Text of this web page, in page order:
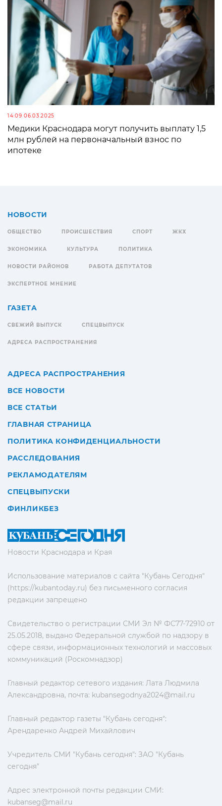
14:09 06.03.2025
Медики Краснодара могут получить выплату 1,5
млн рублей на первоначальный взнос по
ипотеке
Новости Краснодара и Края
Использование материалов с сайта "Кубань Сегодня"
(https://kubantoday.ru) без письменного согласия
редакции запрещено
Свидетельство о регистрации СМИ Эл № ФС77-72910 от
25.05.2018, выдано Федеральной службой по надзору в
сфере связи, информационных технологий и массовых
коммуникаций (Роскомнадзор)
Главный редактор сетевого издания: Лата Людмила
Александровна, почта: kubansegodnya2024@mail.ru
Главный редактор газеты "Кубань сегодня":
Арендаренко Андрей Михайлович
Учредитель СМИ "Кубань сегодня": ЗАО "Кубань
сегодня"
Адрес электронной почты редакции СМИ:
kubanseg@mail.ru
НОВОСТИ
ОБЩЕСТВО ПРОИСШЕСТВИЯ СПОРТ ЖКХ
ЭКОНОМИКА КУЛЬТУРА ПОЛИТИКА
НОВОСТИ РАЙОНОВ РАБОТА ДЕПУТАТОВ
ЭКСПЕРТНОЕ МНЕНИЕ
ГАЗЕТА
СВЕЖИЙ ВЫПУСК СПЕЦВЫПУСК
АДРЕСА РАСПРОСТРАНЕНИЯ
АДРЕСА РАСПРОСТРАНЕНИЯ
ВСЕ НОВОСТИ
ВСЕ СТАТЬИ
ГЛАВНАЯ СТРАНИЦА
ПОЛИТИКА КОНФИДЕНЦИАЛЬНОСТИ
РАССЛЕДОВАНИЯ
РЕКЛАМОДАТЕЛЯМ
СПЕЦВЫПУСКИ
ФИНЛИКБЕЗ